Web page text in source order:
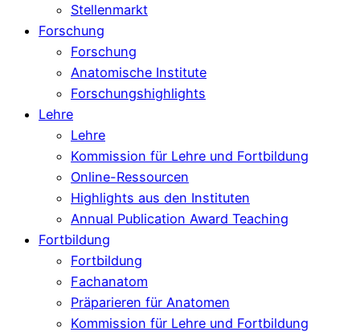
Stellenmarkt
Forschung
Forschung
Anatomische Institute
Forschungshighlights
Lehre
Lehre
Kommission für Lehre und Fortbildung
Online-Ressourcen
Highlights aus den Instituten
Annual Publication Award Teaching
Fortbildung
Fortbildung
Fachanatom
Präparieren für Anatomen
Kommission für Lehre und Fortbildung